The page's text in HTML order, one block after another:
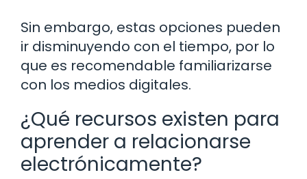
Sin embargo, estas opciones pueden
ir disminuyendo con el tiempo, por lo
que es recomendable familiarizarse
con los medios digitales.
¿Qué recursos existen para
aprender a relacionarse
electrónicamente?